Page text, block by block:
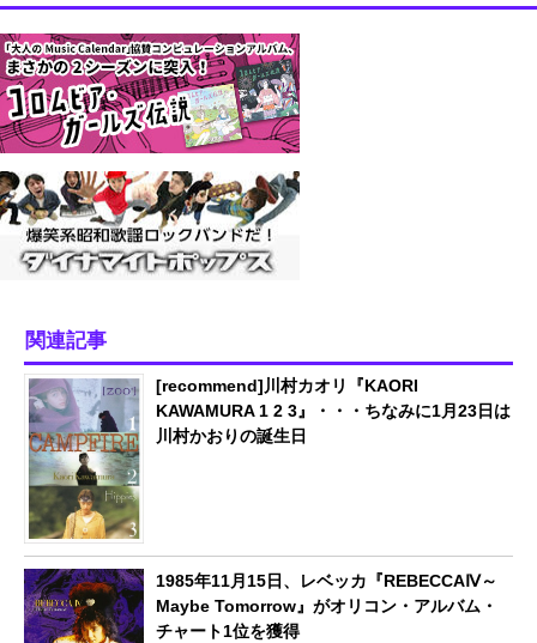
関連記事
[recommend]川村カオリ『KAORI
KAWAMURA 1 2 3』・・・ちなみに1月23日は
川村かおりの誕生日
1985年11月15日、レベッカ『REBECCAⅣ～
Maybe Tomorrow』がオリコン・アルバム・
チャート1位を獲得